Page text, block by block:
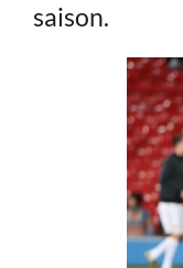
saison.